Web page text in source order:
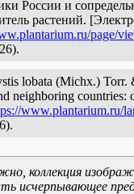
России и
растений.
page/
lobata (Michx.) Torr.
neighboring
www.plantarium.ru/
коллекция
исчерпывающее